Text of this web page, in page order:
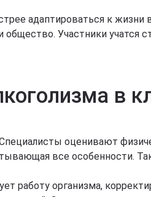
адаптироваться к жизни
Участники учатся
в
оценивают
все особенности.
работу организма,